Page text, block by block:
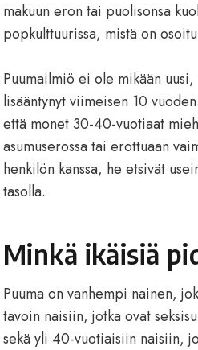
makuun eron tai puolisonsa
popkulttuurissa, mistä on
Puumailmiö ei ole mikään
lisääntynyt viimeisen 10
että monet 30-40-vuotiaat
asumuserossa tai erottuaan
henkilön kanssa, he etsivät
tasolla.
Minkä ikäisiä
Puuma on vanhempi nainen,
tavoin naisiin, jotka ovat
sekä yli 40-vuotiaisiin naisiin,